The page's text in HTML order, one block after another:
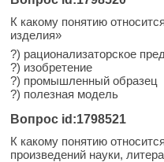
К какому понятию
изделия»
?) рационализаторское
?) изобретение
?) промышленный образец
?) полезная модель
Вопрос id:1798521
К какому понятию
произведений науки,